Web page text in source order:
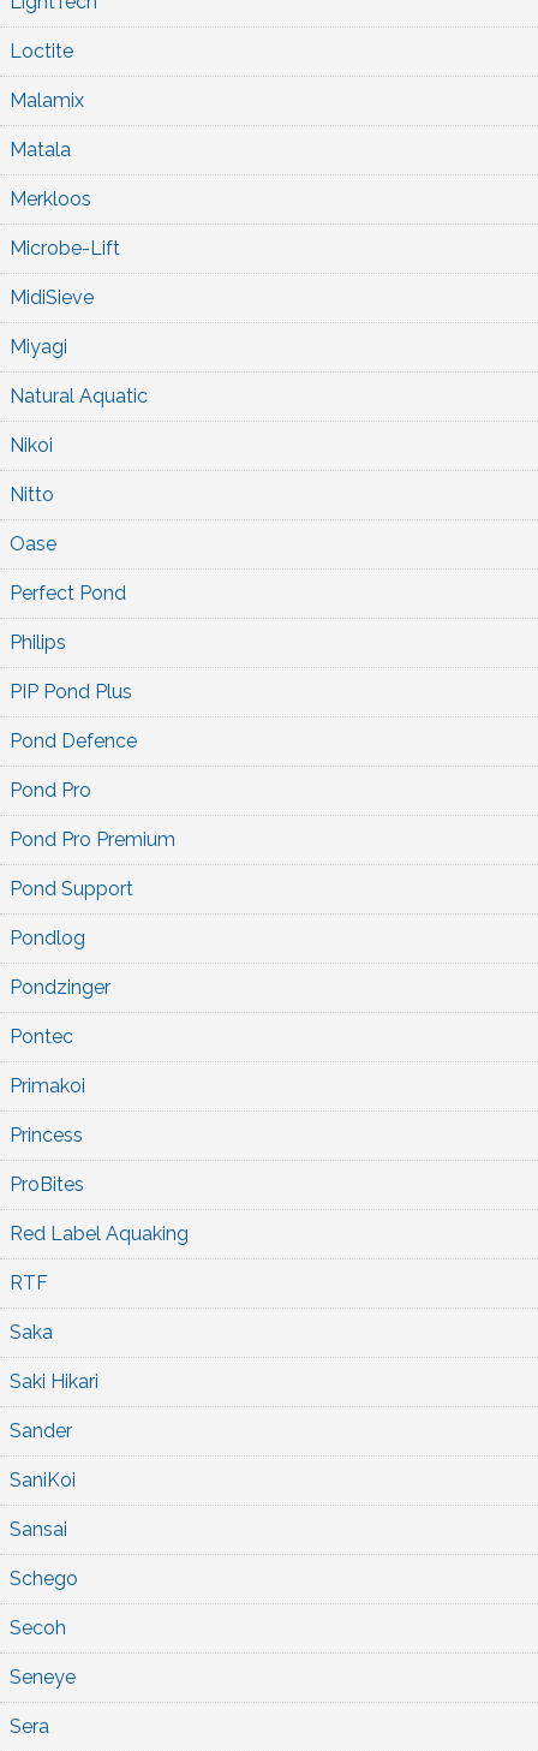
Loctite
Malamix
Matala
Merkloos
Microbe-Lift
MidiSieve
Miyagi
Natural Aquatic
Nikoi
Nitto
Oase
Perfect Pond
Philips
PIP Pond Plus
Pond Defence
Pond Pro
Pond Pro Premium
Pond Support
Pondlog
Pondzinger
Pontec
Primakoi
Princess
ProBites
Red Label Aquaking
RTF
Saka
Saki Hikari
Sander
SaniKoi
Sansai
Schego
Secoh
Seneye
Sera